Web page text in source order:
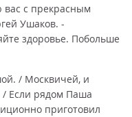
с прекрасным
Ушаков. -
здоровье. Побольше
/ Москвичей, и
Если рядом Паша
приготовил